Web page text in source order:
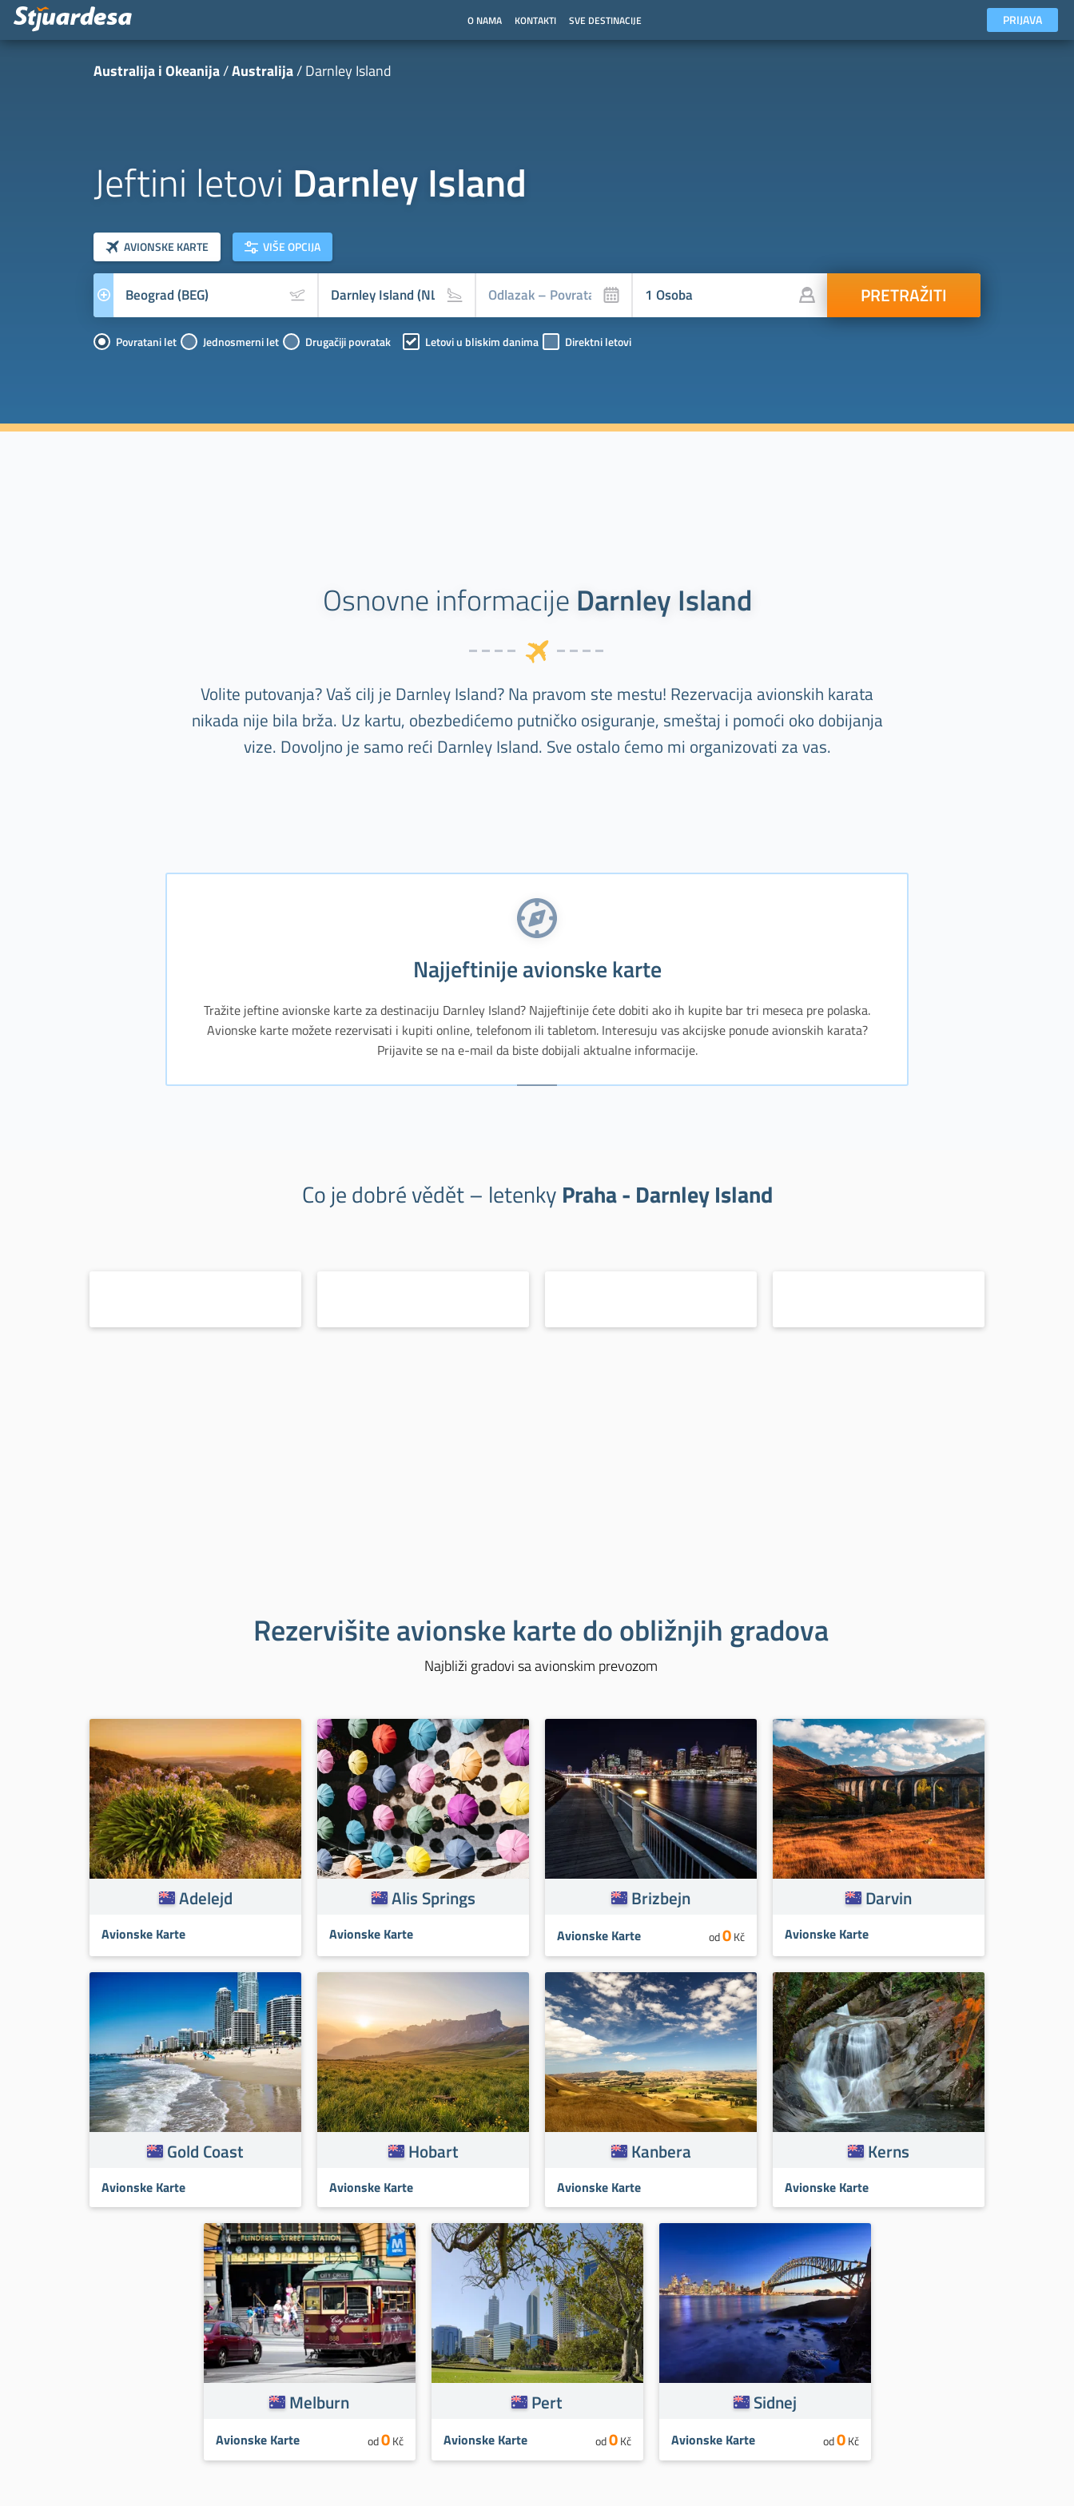
O NAMA KONTAKTI SVE DESTINACIJE PRIJAVA
Australija i Okeanija Australija Darnley Island
Jeftini letovi Darnley Island
AVIONSKE KARTE Prevoznik
klasa letova
VIŠE OPCIJA
PRETRAŽITI
Povratani let Jednosmerni let Drugačiji povratak Letovi u bliskim danima Direktni letovi
Osnovne informacije Darnley Island
Volite putovanja? Vaš cilj je Darnley Island? Na pravom ste mestu! Rezervacija avionskih karata
nikada nije bila brža. Uz kartu, obezbedićemo putničko osiguranje, smeštaj i pomoći oko dobijanja
vize. Dovoljno je samo reći Darnley Island. Sve ostalo ćemo mi organizovati za vas.
Najjeftinije avionske karte
Tražite jeftine avionske karte za destinaciju Darnley Island? Najjeftinije ćete dobiti ako ih kupite bar tri meseca pre polaska.
Avionske karte možete rezervisati i kupiti online, telefonom ili tabletom. Interesuju vas akcijske ponude avionskih karata?
Prijavite se na e-mail da biste dobijali aktualne informacije.
Co je dobré vědět – letenky Praha - Darnley Island
Rezervišite avionske karte do obližnjih gradova
Najbliži gradovi sa avionskim prevozom
Adelejd
Avionske Karte
Alis Springs
Avionske Karte
Brizbejn
Avionske Karte od0Kč
Darvin
Avionske Karte
Gold Coast
Avionske Karte
Hobart
Avionske Karte
Kanbera
Avionske Karte
Kerns
Avionske Karte
Melburn
Avionske Karte od0Kč
Pert
Avionske Karte od0Kč
Sidnej
Avionske Karte od0Kč